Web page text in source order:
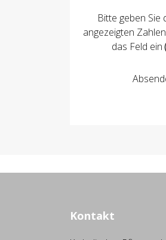
Bitte geben Sie
angezeigten
das Feld ein
Kontakt